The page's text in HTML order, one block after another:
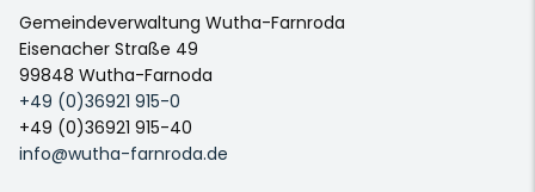
Gemeindeverwaltung Wutha-Farnroda
Eisenacher Straße 49
99848 Wutha-Farnoda
+49 (0)36921 915-0
+49 (0)36921 915-40
info@wutha-farnroda.de